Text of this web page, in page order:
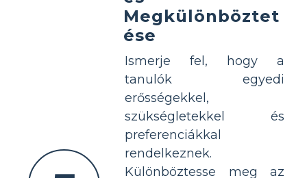
Megkülönböztet
ése
Ismerje fel, hogy a
tanulók egyedi
erősségekkel,
szükségletekkel és
preferenciákkal
rendelkeznek.
Különböztesse meg az